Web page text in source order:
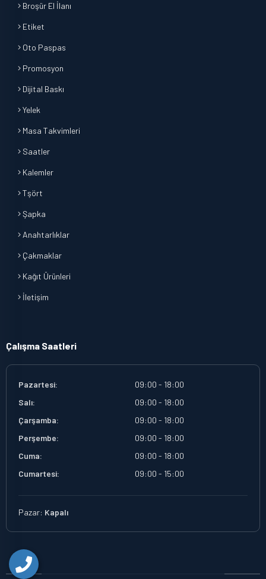
Broşür El İlanı
Etiket
Oto Paspas
Promosyon
Dijital Baskı
Yelek
Masa Takvimleri
Saatler
Kalemler
Tşört
Şapka
Anahtarlıklar
Çakmaklar
Kağıt Ürünleri
İletişim
Çalışma Saatleri
Pazartesi:
09:00 - 18:00
Salı:
09:00 - 18:00
Çarşamba:
09:00 - 18:00
Perşembe:
09:00 - 18:00
Cuma:
09:00 - 18:00
Cumartesi:
09:00 - 15:00
Pazar: Kapalı